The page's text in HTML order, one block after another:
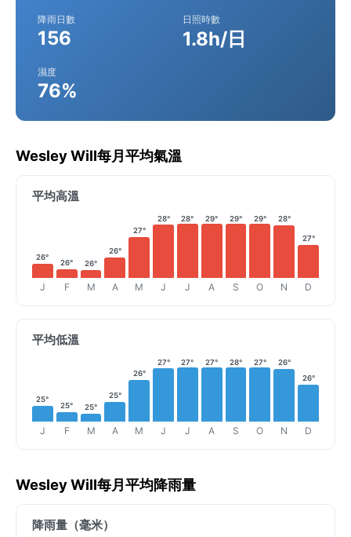
降雨日數
156
日照時數
1.8h/日
濕度
76%
Wesley Will每月平均氣溫
平均高溫
26°
J
26°
F
26°
M
26°
A
27°
M
28°
J
28°
J
29°
A
29°
S
29°
O
28°
N
27°
D
平均低溫
25°
J
25°
F
25°
M
25°
A
26°
M
27°
J
27°
J
27°
A
28°
S
27°
O
26°
N
26°
D
Wesley Will每月平均降雨量
降雨量（毫米）